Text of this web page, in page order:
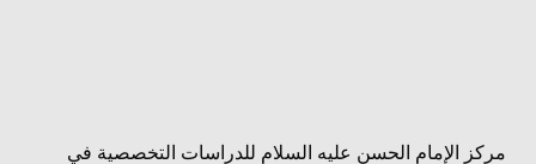
مركز الإمام الحسن عليه السلام للدراسات التخصصية في